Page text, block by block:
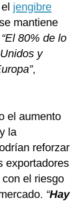
jengibre
mantiene
“El 80% de lo
y
,
el aumento
y la
reforzar
exportadores
con el riesgo
“Hay